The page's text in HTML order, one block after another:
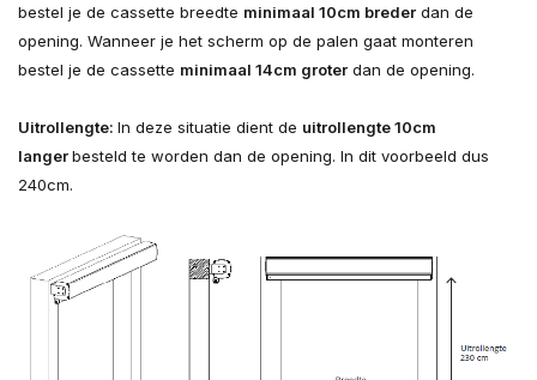
bestel je de cassette breedte minimaal 10cm breder dan de
opening. Wanneer je het scherm op de palen gaat monteren
bestel je de cassette minimaal 14cm groter dan de opening.
Uitrollengte: In deze situatie dient de uitrollengte 10cm
langerbesteld te worden dan de opening. In dit voorbeeld dus
240cm.